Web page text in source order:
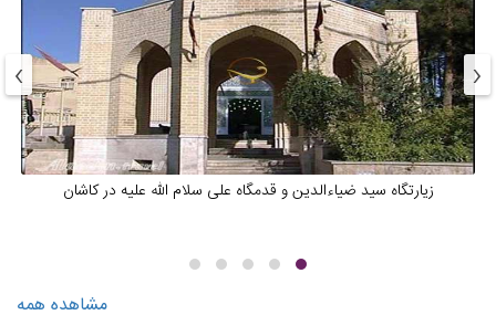
زیارتگاه سید ضیاءالدین و قدمگاه علی سلام الله علیه در کاشان
‹
›
مشاهده همه